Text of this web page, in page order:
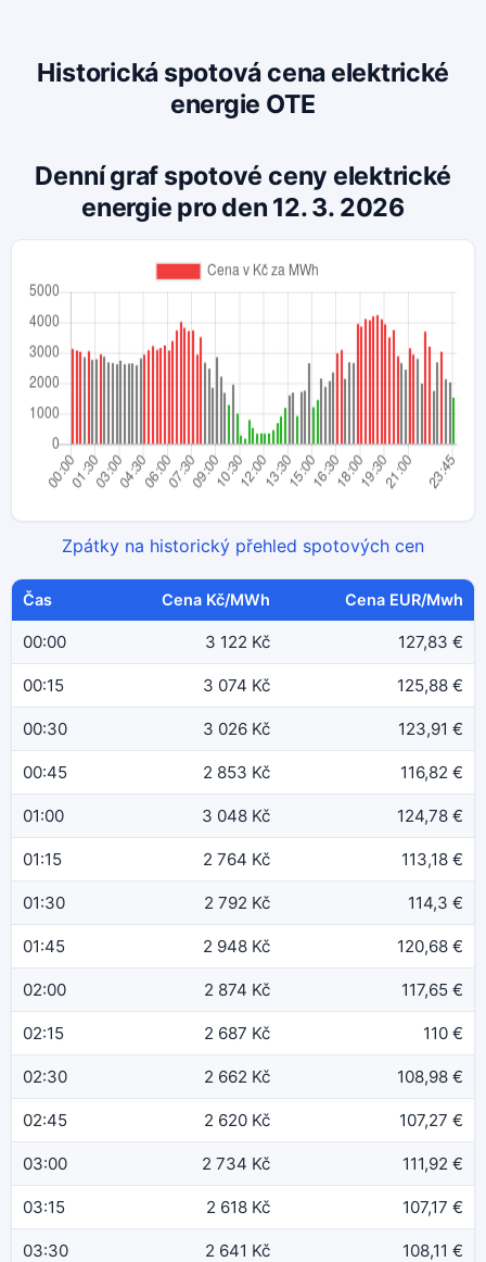
Historická spotová cena elektrické
energie OTE
Denní graf spotové ceny elektrické
energie pro den 12. 3. 2026
Zpátky na historický přehled spotových cen
Čas Cena Kč/MWh Cena EUR/Mwh
00:00 3 122 Kč 127,83 €
00:15 3 074 Kč 125,88 €
00:30 3 026 Kč 123,91 €
00:45 2 853 Kč 116,82 €
01:00 3 048 Kč 124,78 €
01:15 2 764 Kč 113,18 €
01:30 2 792 Kč 114,3 €
01:45 2 948 Kč 120,68 €
02:00 2 874 Kč 117,65 €
02:15 2 687 Kč 110 €
02:30 2 662 Kč 108,98 €
02:45 2 620 Kč 107,27 €
03:00 2 734 Kč 111,92 €
03:15 2 618 Kč 107,17 €
03:30 2 641 Kč 108,11 €